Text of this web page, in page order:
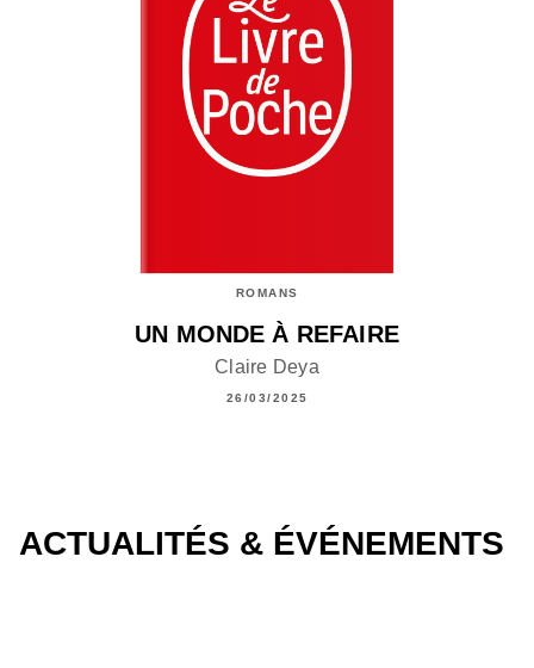
ROMANS
UN MONDE À REFAIRE
Claire Deya
26/03/2025
ACTUALITÉS & ÉVÉNEMENTS